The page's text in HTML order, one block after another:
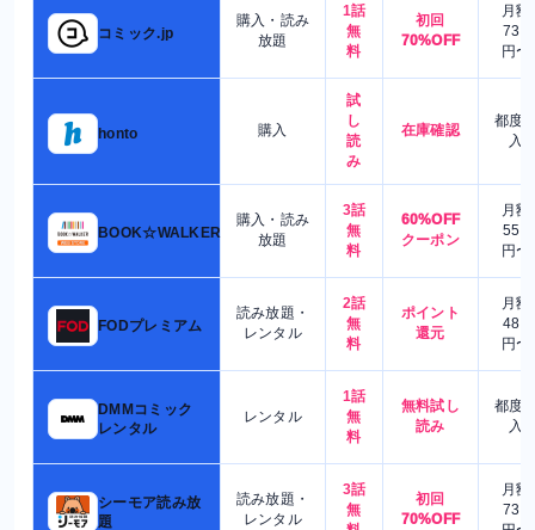
コミック.jp
購入・読み
放題
1話
無
料
初回
70%OFF
月額
730
円〜
honto 購入
試
し
読
み
在庫確認
都度
入
BOOK☆WALKER
購入・読み
放題
3話
無
料
60%OFF
クーポン
月額
550
円〜
FODプレミアム
読み放題・
レンタル
2話
無
料
ポイント
還元
月額
480
円〜
DMMコミック
レンタル
レンタル
1話
無
料
無料試し
読み
都度
入
シーモア読み放
題
読み放題・
レンタル
3話
無
初回
70%OFF
月額
730